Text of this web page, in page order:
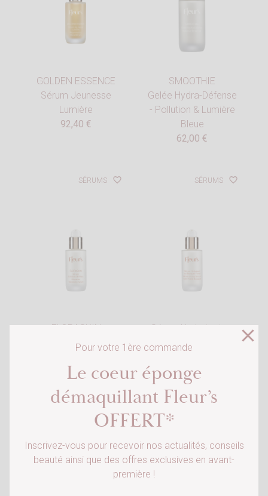
Ajouter à ma liste d'envies ×
Créer une liste d'envies
Nom de la liste d'envies
((confirmMessage))
Vous devez être connecté pour ajouter des
produits à votre liste d'envies.
GOLDEN ESSENCE
Sérum Jeunesse
Lumière
92,40 €
SMOOTHIE
Gelée Hydra-Défense
- Pollution & Lumière
Bleue
62,00 €
SÉRUMS favorite_border
FLORASKIN
Sérum Éclosion de
70,90 €
SÉRUMS favorite_border
Sérum Hydratant au
Bouquet Floral
SÉRUMS favorite_border
Pour votre 1ère commande
Le coeur éponge
démaquillant Fleur’s
OFFERT*
Inscrivez-vous pour recevoir nos actualités, conseils
beauté ainsi que des offres exclusives en avant-
première !
close